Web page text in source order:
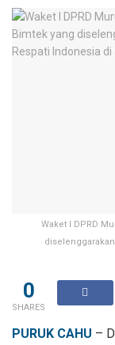
Waket I DPRD
0
SHARES
PURUK CAHU –